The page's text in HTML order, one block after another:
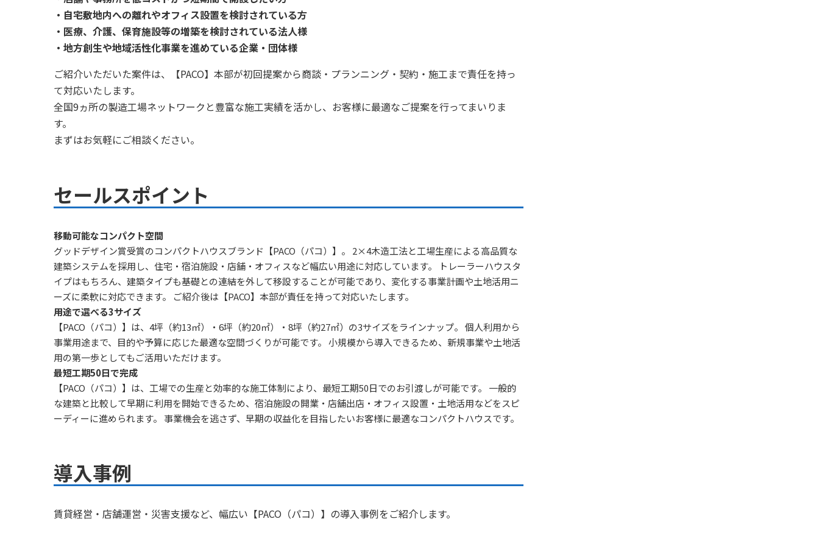
・自宅敷地内への離れやオフィス設置を検討されている方
・医療、介護、保育施設等の増築を検討されている法人様
・地方創生や地域活性化事業を進めている企業・団体様
ご紹介いただいた案件は、【PACO】本部が初回提案から商談・プランニング・契約・施工まで責任を持っ
て対応いたします。
全国9ヵ所の製造工場ネットワークと豊富な施工実績を活かし、お客様に最適なご提案を行ってまいりま
す。
まずはお気軽にご相談ください。
セールスポイント
移動可能なコンパクト空間
グッドデザイン賞受賞のコンパクトハウスブランド【PACO（パコ）】。 2×4木造工法と工場生産による高品質な
建築システムを採用し、住宅・宿泊施設・店舗・オフィスなど幅広い用途に対応しています。 トレーラーハウスタ
イプはもちろん、建築タイプも基礎との連結を外して移設することが可能であり、変化する事業計画や土地活用ニ
ーズに柔軟に対応できます。 ご紹介後は【PACO】本部が責任を持って対応いたします。
用途で選べる3サイズ
【PACO（パコ）】は、4坪（約13㎡）・6坪（約20㎡）・8坪（約27㎡）の3サイズをラインナップ。 個人利用から
事業用途まで、目的や予算に応じた最適な空間づくりが可能です。 小規模から導入できるため、新規事業や土地活
用の第一歩としてもご活用いただけます。
最短工期50日で完成
【PACO（パコ）】は、工場での生産と効率的な施工体制により、最短工期50日でのお引渡しが可能です。 一般的
な建築と比較して早期に利用を開始できるため、宿泊施設の開業・店舗出店・オフィス設置・土地活用などをスピ
ーディーに進められます。 事業機会を逃さず、早期の収益化を目指したいお客様に最適なコンパクトハウスです。
導入事例
賃貸経営・店舗運営・災害支援など、幅広い【PACO（パコ）】の導入事例をご紹介します。